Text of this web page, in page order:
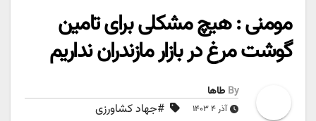
مومنی : هیچ مشکلی برای تامین
گوشت مرغ در بازار مازندران نداریم
By طاها
آذر ۴ ۱۴۰۳ #جهاد کشاورزی